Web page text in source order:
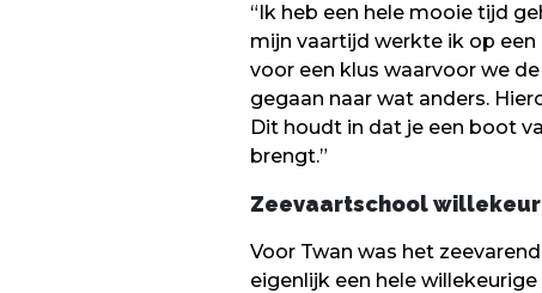
“Ik heb een hele mooie tijd
mijn vaartijd werkte ik op
voor een klus waarvoor we
gegaan naar wat anders.
Dit houdt in dat je een boot
brengt.”
Zeevaartschool
Voor Twan was het
eigenlijk een hele